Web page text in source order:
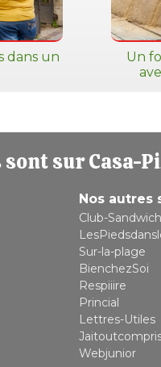
dans un
Un
sur Casa-
Nos autres
Club-Sandwich
Sur-la-plage
BienchezSoi
Respiiire
Princial
Lettres-Utiles
Webjunior